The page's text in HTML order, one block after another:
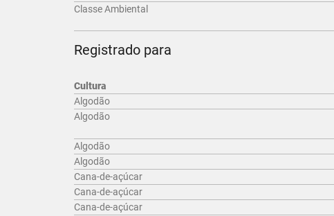
Classe Ambiental
Registrado para
Cultura
Algodão
Algodão
Algodão
Algodão
Cana-de-açúcar
Cana-de-açúcar
Cana-de-açúcar